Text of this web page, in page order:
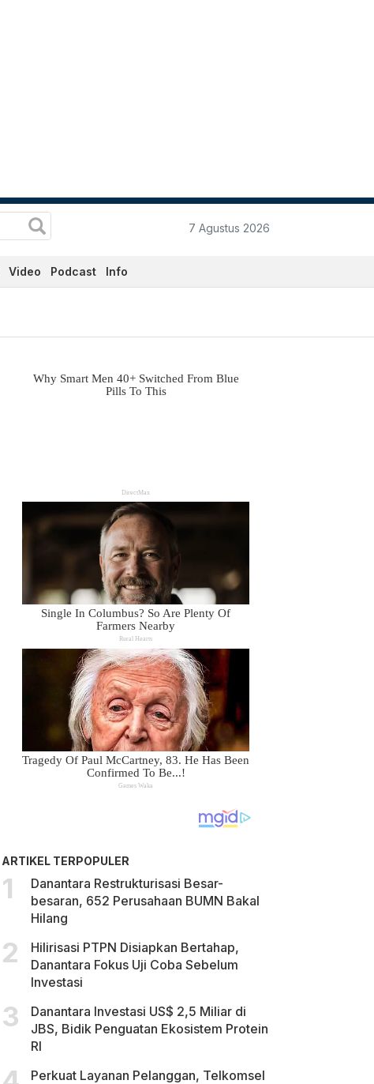
7 Agustus 2026
Video Podcast Info
ARTIKEL TERPOPULER
Danantara Restrukturisasi Besar-
besaran, 652 Perusahaan BUMN Bakal
Hilang
Hilirisasi PTPN Disiapkan Bertahap,
Danantara Fokus Uji Coba Sebelum
Investasi
Danantara Investasi US$ 2,5 Miliar di
JBS, Bidik Penguatan Ekosistem Protein
RI
Perkuat Layanan Pelanggan, Telkomsel